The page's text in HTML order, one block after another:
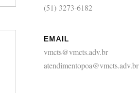
(51) 3273-6182
EMAIL
vmcts@vmcts.adv.br
atendimentopoa@vmcts.adv.br